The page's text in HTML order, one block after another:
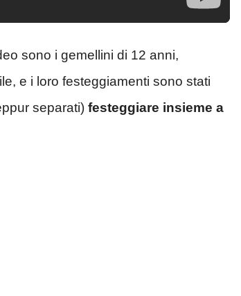
sono i gemellini di 12 anni,
e i loro festeggiamenti sono stati
separati) festeggiare insieme a